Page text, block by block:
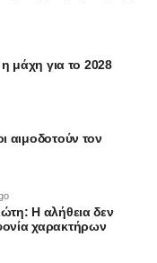
μάχη για το 2028
αιμοδοτούν τον
Η αλήθεια δεν
χαρακτήρων